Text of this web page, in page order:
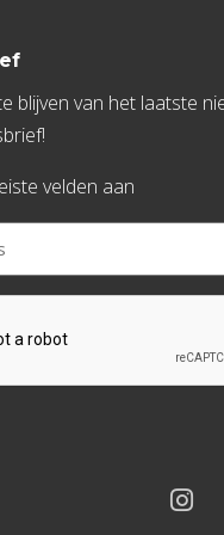
blijven van het laatste
velden aan